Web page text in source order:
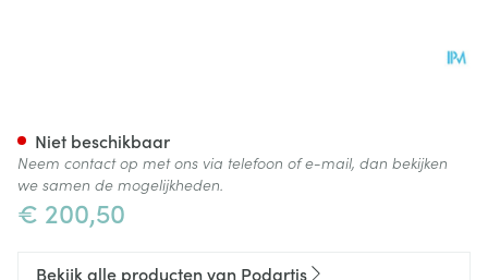
€ 200,50
Niet beschikbaar
Neem contact op met ons via telefoon of e-mail, dan bekijken
we samen de mogelijkheden.
Bekijk alle producten van Podartis